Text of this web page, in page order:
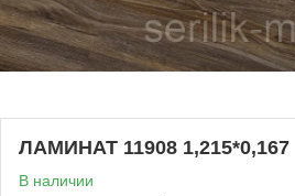
ЛАМИНАТ 11908 1,215*0,167
В наличии